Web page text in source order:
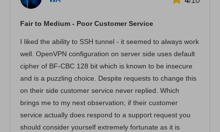
고객 서비스
Fair to Medium - Poor Customer Service
I liked the ability to SSH tunnel - it seemed to always work
well. OpenVPN configuration on server side uses default
cipher of BF-CBC 128 bit which is known to be insecure
and is a puzzling choice. Despite requests to change this
on their side customer service never replied. Which
brings me to my next observation; if their customer
service actually does respond to a support request you
should consider yourself extremely fortunate as it is